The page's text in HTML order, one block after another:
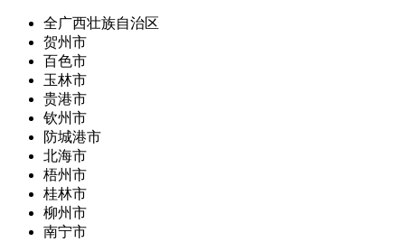
全广西壮族自治区
贺州市
百色市
玉林市
贵港市
钦州市
防城港市
北海市
梧州市
桂林市
柳州市
南宁市